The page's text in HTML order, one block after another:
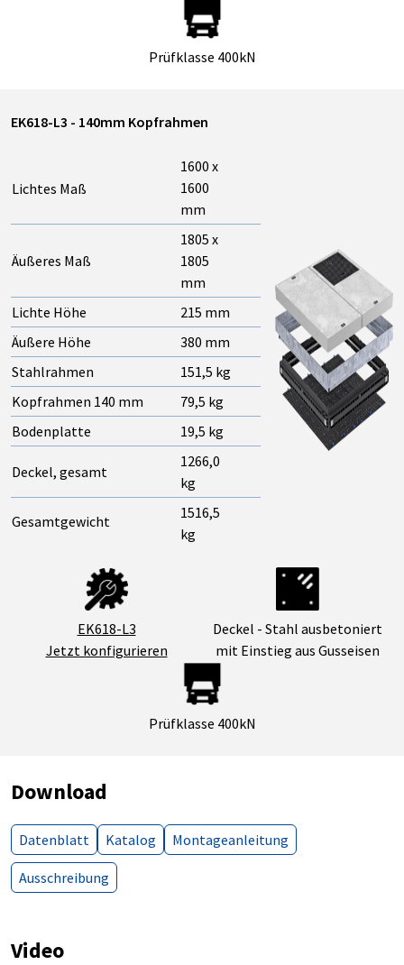
Prüfklasse 400kN
EK618-L3 - 140mm Kopfrahmen
Lichtes Maß
1600 x
1600
mm
Äußeres Maß
1805 x
1805
mm
Lichte Höhe
215 mm
Äußere Höhe
380 mm
Stahlrahmen
151,5 kg
Kopfrahmen 140 mm
79,5 kg
Bodenplatte
19,5 kg
Deckel, gesamt
1266,0
kg
Gesamtgewicht
1516,5
kg
EK618-L3
Jetzt konfigurieren
Deckel - Stahl ausbetoniert
mit Einstieg aus Gusseisen
Prüfklasse 400kN
Download
Datenblatt Katalog Montageanleitung
Ausschreibung
Video